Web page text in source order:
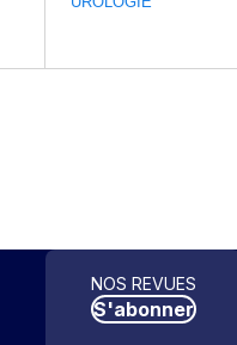
NOS REVUES
S'abonner